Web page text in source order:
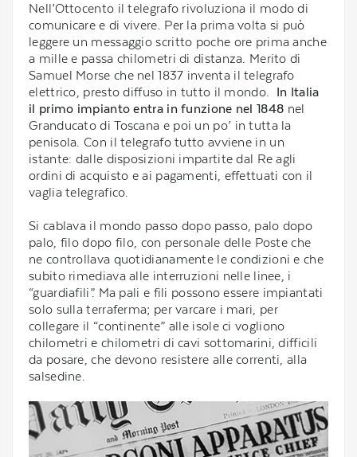
Nell’Ottocento il telegrafo rivoluziona il modo di
comunicare e di vivere. Per la prima volta si può
leggere un messaggio scritto poche ore prima anche
a mille e passa chilometri di distanza. Merito di
Samuel Morse che nel 1837 inventa il telegrafo
elettrico, presto diffuso in tutto il mondo. In Italia
il primo impianto entra in funzione nel 1848 nel
Granducato di Toscana e poi un po’ in tutta la
penisola. Con il telegrafo tutto avviene in un
istante: dalle disposizioni impartite dal Re agli
ordini di acquisto e ai pagamenti, effettuati con il
vaglia telegrafico.
Si cablava il mondo passo dopo passo, palo dopo
palo, filo dopo filo, con personale delle Poste che
ne controllava quotidianamente le condizioni e che
subito rimediava alle interruzioni nelle linee, i
“guardiafili”. Ma pali e fili possono essere impiantati
solo sulla terraferma; per varcare i mari, per
collegare il “continente” alle isole ci vogliono
chilometri e chilometri di cavi sottomarini, difficili
da posare, che devono resistere alle correnti, alla
salsedine.